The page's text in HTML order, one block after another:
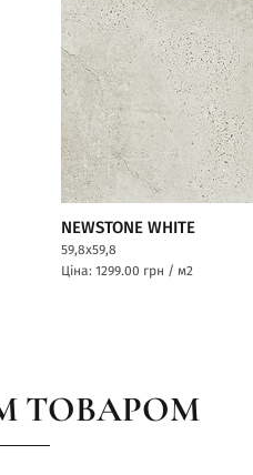
NEWSTONE WHITE
59,8x59,8
Ціна: 1299.00 грн / м2
ТОВАРОМ